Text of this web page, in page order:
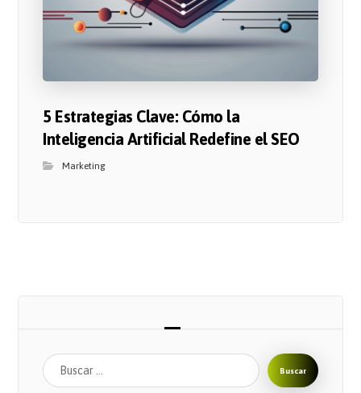
5 Estrategias Clave: Cómo la
Inteligencia Artificial Redefine el SEO
Marketing
Buscar